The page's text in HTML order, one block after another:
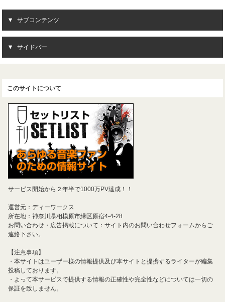
サブコンテンツ
サイドバー
このサイトについて
サービス開始から２年半で1000万PV達成！！
運営元：ディーワークス
所在地：神奈川県相模原市緑区原宿4-4-28
お問い合わせ・広告掲載について：サイト内のお問い合わせフォームからご
連絡下さい。
【注意事項】
・本サイトはユーザー様の情報提供及び本サイトと提携するライターが編集
投稿しております。
・よって本サービスで提供する情報の正確性や完全性などについては一切の
保証を致しません。